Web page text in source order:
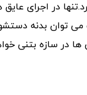
در اجرای عایق
توان بدنه
در سازه بتنی